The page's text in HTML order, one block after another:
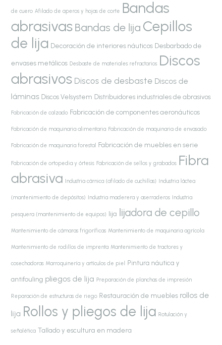
de cuero Afilado de aperos y hojas de corte Bandas
abrasivas Bandas de lija Cepillos
de lija Decoración de interiores náuticos Desbarbado de
envases metálicos Desbaste de materiales refractarios Discos
abrasivos Discos de desbaste Discos de
láminas Discos Velsystem Distribuidores industriales de abrasivos
Fabricación de calzado Fabricación de componentes aeronáuticos
Fabricación de maquinaria alimentaria Fabricación de maquinaria de envasado
Fabricación de maquinaria forestal Fabricación de muebles en serie
Fabricación de ortopedia y órtesis Fabricación de sellos y grabados Fibra
abrasiva Industria cárnica (afilado de cuchillas) Industria láctea
(mantenimiento de depósitos) Industria maderera y aserraderos Industria
pesquera (mantenimiento de equipos) lija lijadora de cepillo
Mantenimiento de cámaras frigoríficas Mantenimiento de maquinaria agrícola
Mantenimiento de rodillos de imprenta Mantenimiento de tractores y
cosechadoras Marroquinería y artículos de piel Pintura náutica y
antifouling pliegos de lija Preparación de planchas de impresión
Reparación de estructuras de riego Restauración de muebles rollos de
lija Rollos y pliegos de lija Rotulación y
señalética Tallado y escultura en madera